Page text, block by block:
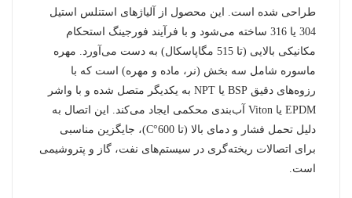
طراحی شده است. این محصول از آلیاژهای استنلس استیل
304 یا 316 ساخته می‌شود و با فرآیند فورجینگ استحکام
مکانیکی بالایی (تا 515 مگاپاسکال) به دست می‌آورد. مهره
ماسوره شامل سه بخش (نر، ماده و مهره) است که با
رزوه‌های دقیق BSP یا NPT به یکدیگر متصل شده و با واشر
EPDM یا Viton آب‌بندی محکمی ایجاد می‌کند. این اتصال به
دلیل تحمل فشار و دمای بالا (تا 600°C)، جایگزین مناسبی
برای اتصالات ریخته‌گری در سیستم‌های نفت، گاز و پتروشیمی
است.